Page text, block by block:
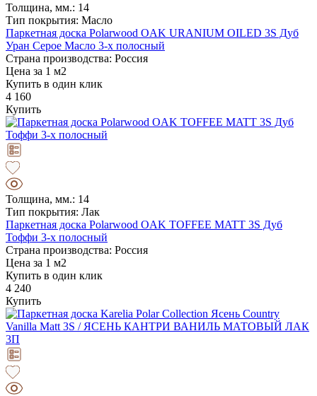
Толщина, мм.: 14
Тип покрытия: Масло
Паркетная доска Polarwood OAK URANIUM OILED 3S Дуб
Уран Серое Масло 3-х полосный
Страна производства: Россия
Цена за 1 м2
Купить в один клик
4 160
Купить
Толщина, мм.: 14
Тип покрытия: Лак
Паркетная доска Polarwood OAK TOFFEE MATT 3S Дуб
Тоффи 3-х полосный
Страна производства: Россия
Цена за 1 м2
Купить в один клик
4 240
Купить